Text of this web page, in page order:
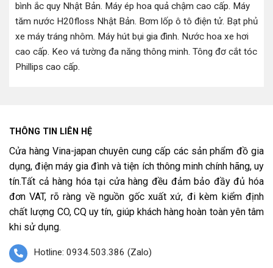
bình ắc quy Nhật Bản. Máy ép hoa quả chậm cao cấp. Máy
tăm nước H20floss Nhật Bản. Bơm lốp ô tô điện tử. Bạt phủ
xe máy tráng nhôm. Máy hút bụi gia đình. Nước hoa xe hơi
cao cấp. Keo vá tường đa năng thông minh. Tông đơ cắt tóc
Phillips cao cấp.
THÔNG TIN LIÊN HỆ
Cửa hàng Vina-japan chuyên cung cấp các sản phẩm đồ gia
dụng, điện máy gia đình và tiện ích thông minh chính hãng, uy
tín.Tất cả hàng hóa tại cửa hàng đều đảm bảo đầy đủ hóa
đơn VAT, rõ ràng về nguồn gốc xuất xứ, đi kèm kiểm định
chất lượng CO, CQ uy tín, giúp khách hàng hoàn toàn yên tâm
khi sử dụng.
Hotline: 0934.503.386 (Zalo)